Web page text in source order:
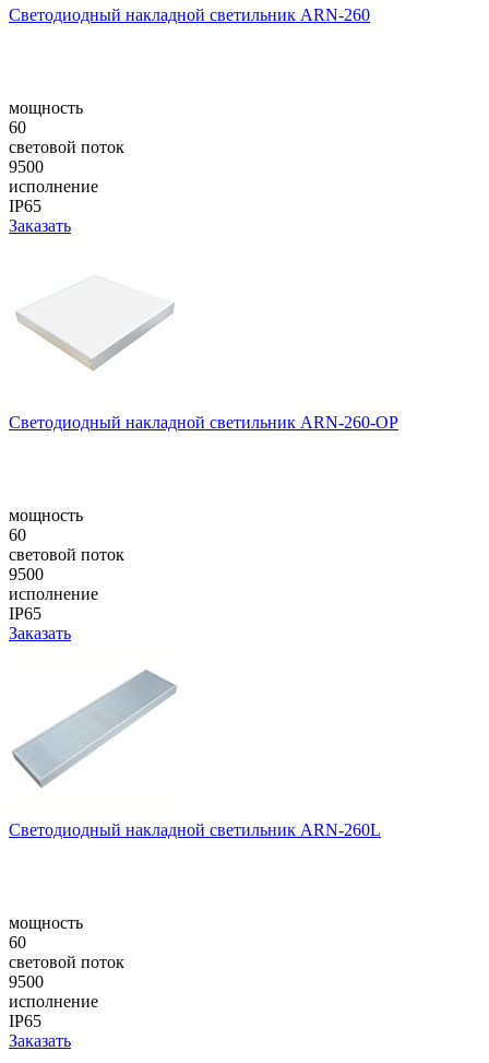
Светодиодный накладной светильник ARN-260
мощность
60
световой поток
9500
исполнение
IP65
Заказать
Светодиодный накладной светильник ARN-260-OP
мощность
60
световой поток
9500
исполнение
IP65
Заказать
Светодиодный накладной светильник ARN-260L
мощность
60
световой поток
9500
исполнение
IP65
Заказать